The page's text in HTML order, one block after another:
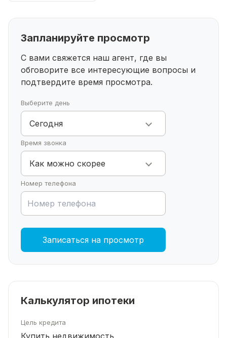
где вы сможете насладиться тишиной и
Участок в 6,5 соток позволяет разместить
дополнительные постройки и зоны отдыха, такие
как баня, детская площадка или зона барбекю.
Понравился дом? Звоните! Записывайтесь на
Запланируйте просмотр
С вами свяжется наш агент, где вы
обговорите все интересующие вопросы и
подтвердите время просмотра.
Выберите день
Сегодня
Время звонка
Как можно скорее
Номер телефона
Записаться на просмотр
Калькулятор ипотеки
Цель кредита
Купить недвижимость